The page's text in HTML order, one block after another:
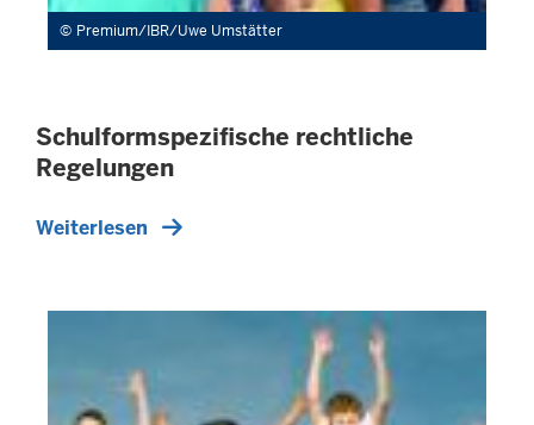
Premium/IBR/Uwe Umstätter
Schulformspezifische rechtliche
Regelungen
Weiterlesen